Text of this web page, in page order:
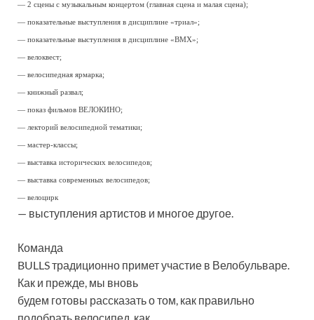
— 2 сцены с музыкальным концертом (главная сцена и малая сцена);
— показательные выступления в дисциплине «триал»;
— показательные выступления в дисциплине «ВМХ»;
— велоквест;
— велосипедная ярмарка;
— книжный развал;
— показ фильмов ВЕЛОКИНО;
— лекторий велосипедной тематики;
— мастер-классы;
— выставка исторических велосипедов;
— выставка современных велосипедов;
— велоцирк
— выступления артистов и многое другое.
Команда
BULLS традиционно примет участие в Велобульваре.
Как и прежде, мы вновь
будем готовы рассказать о том, как правильно